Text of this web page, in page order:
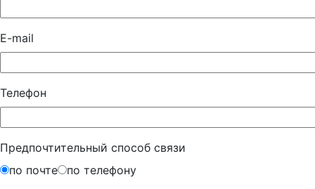
E-mail
Телефон
Предпочтительный способ связи
по почте
по телефону